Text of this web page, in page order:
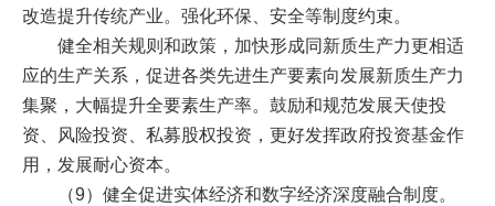
改造提升传统产业。强化环保、安全等制度约束。
健全相关规则和政策，加快形成同新质生产力更相适
应的生产关系，促进各类先进生产要素向发展新质生产力
集聚，大幅提升全要素生产率。鼓励和规范发展天使投
资、风险投资、私募股权投资，更好发挥政府投资基金作
用，发展耐心资本。
（9）健全促进实体经济和数字经济深度融合制度。